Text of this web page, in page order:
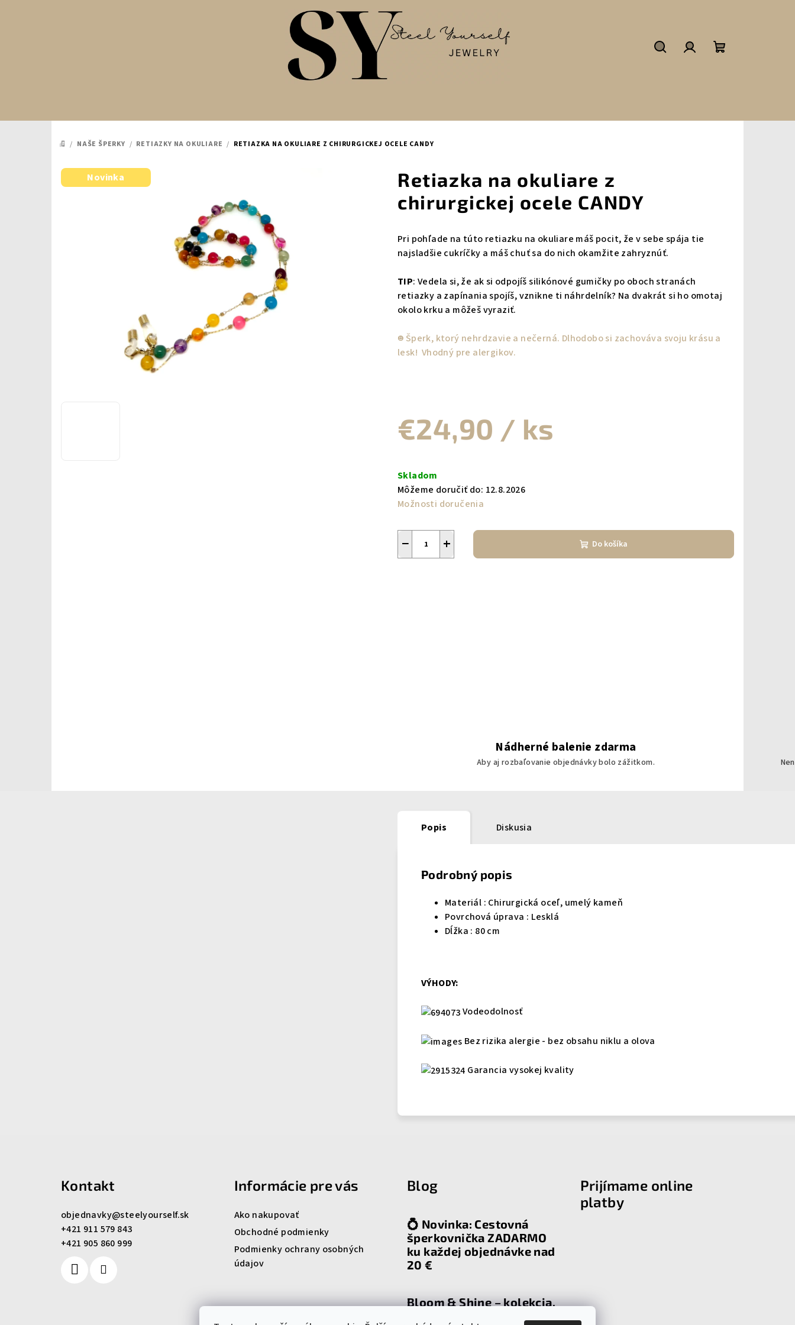
DOMOV
/ NAŠE ŠPERKY / RETIAZKY NA OKULIARE / RETIAZKA NA OKULIARE Z CHIRURGICKEJ OCELE CANDY
Retiazka na okuliare z
chirurgickej ocele CANDY
Pri pohľade na túto retiazku na okuliare máš pocit, že v sebe spája tie
najsladšie cukríčky a máš chuť sa do nich okamžite zahryznúť.
TIP: Vedela si, že ak si odpojíš silikónové gumičky po oboch stranách
retiazky a zapínania spojíš, vznikne ti náhrdelník? Na dvakrát si ho omotaj
okolo krku a môžeš vyraziť.
☻︎ Šperk, ktorý nehrdzavie a nečerná. Dlhodobo si zachováva svoju krásu a
lesk! Vhodný pre alergikov.
€24,90 / ks
cena:
Skladom
Môžeme doručiť do: 12.8.2026
Možnosti doručenia
+
− Do košíka
Novinka
Nádherné balenie zdarma
Aby aj rozbaľovanie objednávky bolo zážitkom.
Popis Diskusia
Podrobný popis
Materiál : Chirurgická oceľ, umelý kameň
Povrchová úprava : Lesklá
Dĺžka : 80 cm
VÝHODY:
Vodeodolnosť
Bez rizika alergie - bez obsahu niklu a olova
Garancia vysokej kvality
Kontakt
objednavky@steelyourself.sk
+421 911 579 843
+421 905 860 999
Informácie pre vás
Ako nakupovať
Obchodné podmienky
Podmienky ochrany osobných
údajov
Blog
💍 Novinka: Cestovná
šperkovnička ZADARMO
ku každej objednávke nad
20 €
Bloom & Shine – kolekcia,
Prijímame online
platby